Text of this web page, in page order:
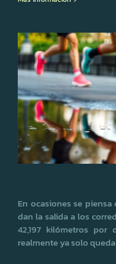
En ocasiones se
dan la salida a los
42,197 kilómetros por
realmente ya solo